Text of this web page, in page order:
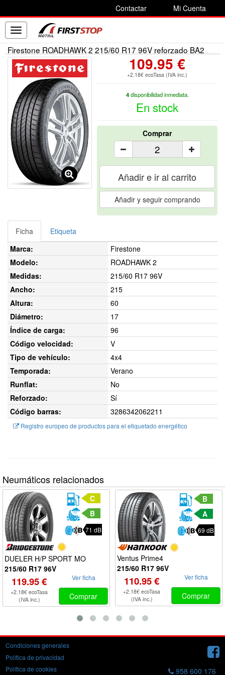
Contactar Mi Cuenta
Toggle
navigation
Firestone ROADHAWK 2 215/60 R17 96V reforzado BA2
109.95 €
+2.18€ ecoTasa (IVA inc.)
4disponibilidad inmediata.
En stock
Comprar
Añadir e ir al carrito
Añadir y seguir comprando
Ficha
Etiqueta
Marca:
Firestone
Modelo:
ROADHAWK 2
Medidas:
215/60 R17 96V
Ancho:
215
Altura:
60
Diámetro:
17
Índice de carga:
96
Código velocidad:
V
Tipo de vehículo:
4x4
Temporada:
Verano
Runflat:
No
Reforzado:
Sí
Código barras:
3286342062211
Registro europeo de productos para el etiquetado energético
Neumáticos relacionados
C
B
71 dB
DUELER H/P SPORT MO
215/60 R17 96V
119.95 €
+2.18€ ecoTasa
(IVA inc.)
Ver ficha
Comprar
B
A
69 dB
Ventus Prime4
215/60 R17 96V
110.95 €
+2.18€ ecoTasa
(IVA inc.)
Ver ficha
Comprar
Condiciones generales
Política de privacidad
Política de cookies
958 600 176